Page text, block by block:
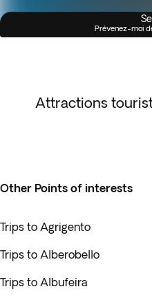
Prévenez-moi
Attractions
Other Points of interests
Trips to Agrigento
Trips to Alberobello
Trips to Albufeira